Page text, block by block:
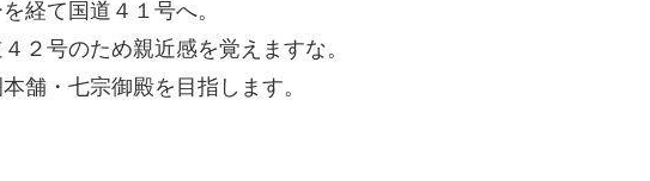
経て国道４１号へ。
２号のため親近感を覚えますな。
舗・七宗御殿を目指します。